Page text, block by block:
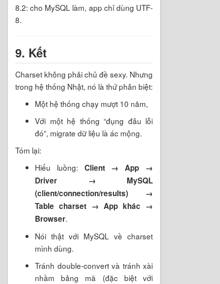
8.2: cho MySQL làm, app chỉ dùng UTF-
8.
9. Kết
Charset không phải chủ đề sexy. Nhưng
trong hệ thống Nhật, nó là thứ phân biệt:
Một hệ thống chạy mượt 10 năm,
Với một hệ thống “đụng đâu lỗi
đó”, migrate dữ liệu là ác mộng.
Tóm lại:
Hiểu luồng: Client → App →
Driver → MySQL
(client/connection/results) →
Table charset → App khác →
Browser.
Nói thật với MySQL về charset
mình dùng.
Tránh double-convert và tránh xài
nhầm bảng mã (đặc biệt với